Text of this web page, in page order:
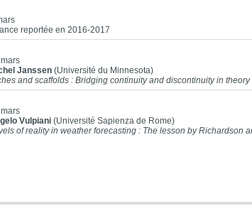
reportée en 2016-2017
Janssen (Université du Minnesota)
and scaffolds : Bridging continuity and discontinuity in theory
Vulpiani (Université Sapienza de Rome)
of reality in weather forecasting : The lesson by Richardson